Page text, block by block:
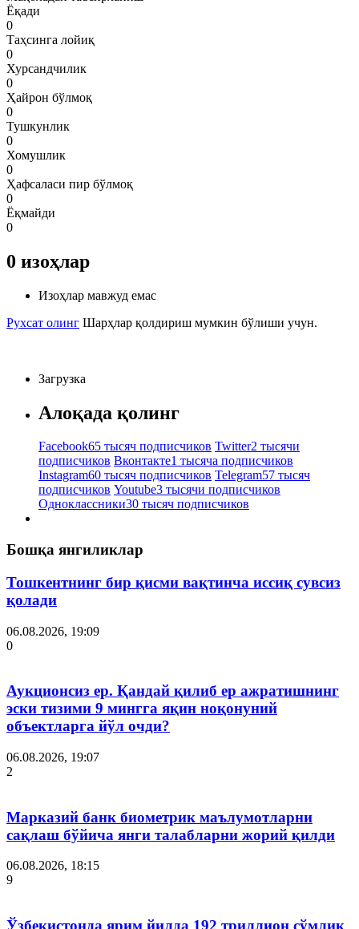
Ёқади
0
Таҳсинга лойиқ
0
Хурсандчилик
0
Ҳайрон бўлмоқ
0
Тушкунлик
0
Хомушлик
0
Ҳафсаласи пир бўлмоқ
0
Ёқмайди
0
0 изоҳлар
Изоҳлар мавжуд емас
Рухсат олинг Шарҳлар қолдириш мумкин бўлиши учун.
Загрузка
Алоқада қолинг
Facebook65 тысяч подписчиков Twitter2 тысячи
подписчиков Вконтакте1 тысяча подписчиков
Instagram60 тысяч подписчиков Telegram57 тысяч
подписчиков Youtube3 тысячи подписчиков
Одноклассники30 тысяч подписчиков
Бошқа янгиликлар
Тошкентнинг бир қисми вақтинча иссиқ сувсиз
қолади
06.08.2026, 19:09
0
Аукционсиз ер. Қандай қилиб ер ажратишнинг
эски тизими 9 мингга яқин ноқонуний
объектларга йўл очди?
06.08.2026, 19:07
2
Марказий банк биометрик маълумотларни
сақлаш бўйича янги талабларни жорий қилди
06.08.2026, 18:15
9
Ўзбекистонда ярим йилда 192 триллион сўмлик